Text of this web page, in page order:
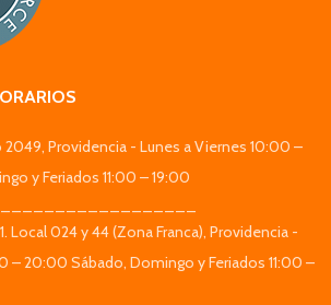
2049, Providencia - Lunes a Viernes 10:00 –
y Feriados 11:00 – 19:00
Local 024 y 44 (Zona Franca), Providencia -
– 20:00 Sábado, Domingo y Feriados 11:00 –